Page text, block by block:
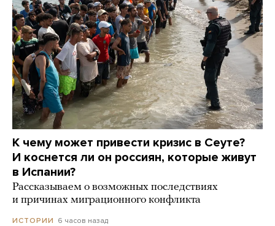
К чему может привести кризис в Сеуте?
И коснется ли он россиян, которые живут
в Испании?
Рассказываем о возможных последствиях
и причинах миграционного конфликта
ИСТОРИИ 6 часов назад